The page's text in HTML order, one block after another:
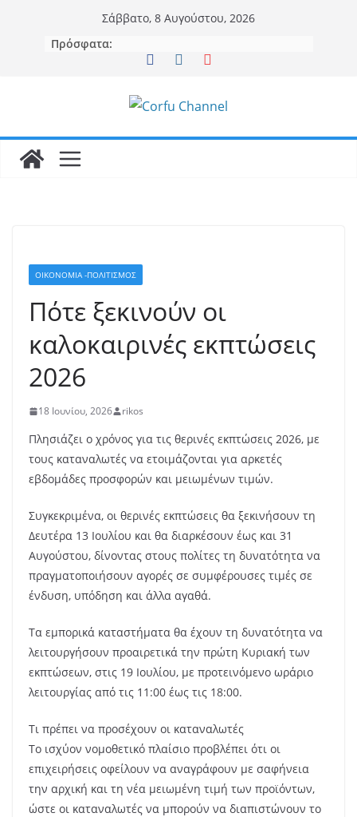
περιεχόμενο
Σάββατο, 8 Αυγούστου, 2026
Πρόσφατα:
ΟΙΚΟΝΟΜΙΑ -ΠΟΛΙΤΙΣΜΟΣ
Πότε ξεκινούν οι
καλοκαιρινές εκπτώσεις
2026
18 Ιουνίου, 2026 rikos
Πλησιάζει ο χρόνος για τις θερινές εκπτώσεις 2026, με
τους καταναλωτές να ετοιμάζονται για αρκετές
εβδομάδες προσφορών και μειωμένων τιμών.
Συγκεκριμένα, οι θερινές εκπτώσεις θα ξεκινήσουν τη
Δευτέρα 13 Ιουλίου και θα διαρκέσουν έως και 31
Αυγούστου, δίνοντας στους πολίτες τη δυνατότητα να
πραγματοποιήσουν αγορές σε συμφέρουσες τιμές σε
ένδυση, υπόδηση και άλλα αγαθά.
Τα εμπορικά καταστήματα θα έχουν τη δυνατότητα να
λειτουργήσουν προαιρετικά την πρώτη Κυριακή των
εκπτώσεων, στις 19 Ιουλίου, με προτεινόμενο ωράριο
λειτουργίας από τις 11:00 έως τις 18:00.
Τι πρέπει να προσέχουν οι καταναλωτές
Το ισχύον νομοθετικό πλαίσιο προβλέπει ότι οι
επιχειρήσεις οφείλουν να αναγράφουν με σαφήνεια
την αρχική και τη νέα μειωμένη τιμή των προϊόντων,
ώστε οι καταναλωτές να μπορούν να διαπιστώνουν το